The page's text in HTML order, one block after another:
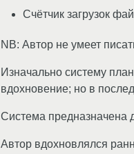
Счётчик загрузок
NB: Автор не умеет
Изначально систему
вдохновение; но в
Система предназначена
Автор вдохновлялся